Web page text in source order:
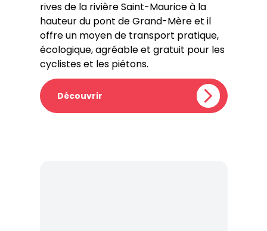
rives de la rivière Saint-Maurice à la
hauteur du pont de Grand-Mère et il
offre un moyen de transport pratique,
écologique, agréable et gratuit pour les
cyclistes et les piétons.
Découvrir